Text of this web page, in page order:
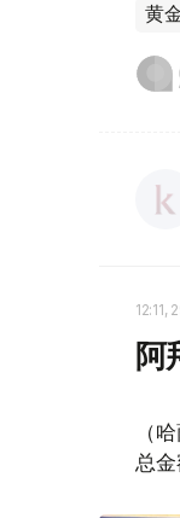
黄
12:11,
阿
（
总